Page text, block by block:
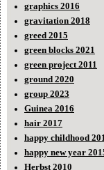
graphics 2016
gravitation 2018
greed 2015
green blocks 2021
green project 2011
ground 2020
group 2023
Guinea 2016
hair 2017
happy childhood
happy new year
Herbst 2010